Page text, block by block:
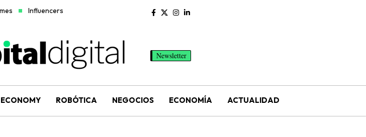
Influencers
Newsletter
ROBÓTICA NEGOCIOS ECONOMÍA ACTUALIDAD